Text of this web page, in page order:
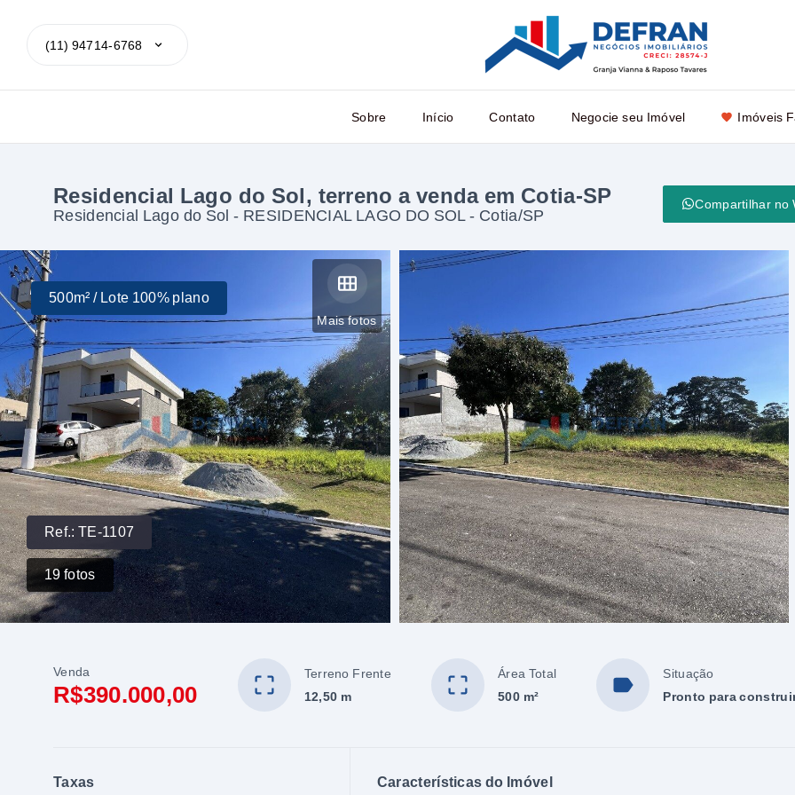
(11) 94714-6768
Sobre Início Contato Negocie seu Imóvel Imóveis
Residencial Lago do Sol, terreno a venda em Cotia-SP
Residencial Lago do Sol - RESIDENCIAL LAGO DO SOL - Cotia/SP
Compartilhar no
Ref.:TE-1107
19 fotos
Mais fotos
500m² / Lote 100% plano
Venda
R$390.000,00
Terreno Frente
12,50 m
Área Total
500 m²
Situação
Pronto para
Características do Imóvel
Taxas